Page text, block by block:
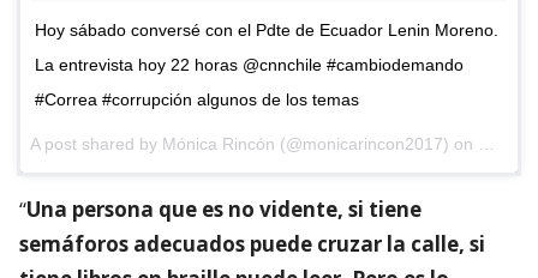
Hoy sábado conversé con el Pdte de Ecuador Lenin Moreno.
La entrevista hoy 22 horas @cnnchile #cambiodemando
#Correa #corrupción algunos de los temas
A post shared by Mónica Rincón (@monicarincon2017) on
“Una persona que es no vidente, si tiene
semáforos adecuados puede cruzar la calle, si